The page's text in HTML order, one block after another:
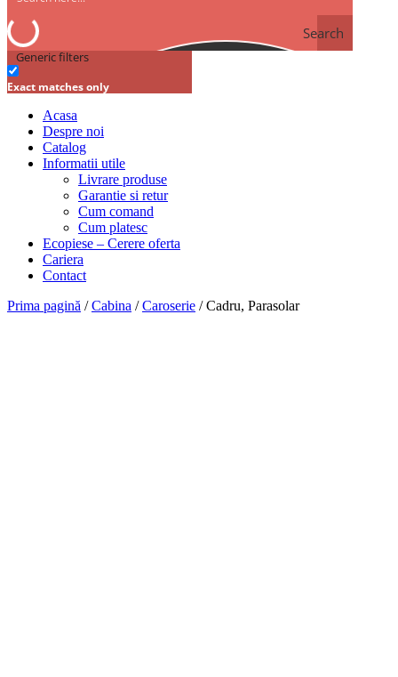
Search
Generic filters
Exact matches only
Acasa
Despre noi
Catalog
Informatii utile
Livrare produse
Garantie si retur
Cum comand
Cum platesc
Ecopiese – Cerere oferta
Cariera
Contact
Prima pagină /Cabina /Caroserie / Cadru, Parasolar